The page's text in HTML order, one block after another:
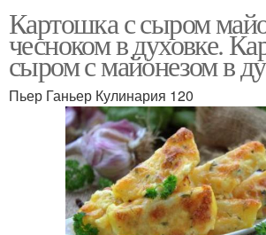
Картошка с сыром
чесноком в духовке.
сыром с майонезом в
Пьер Ганьер Кулинария 120